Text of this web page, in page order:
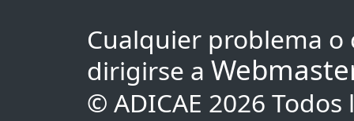
Cualquier problema
dirigirse a
© ADICAE 2026